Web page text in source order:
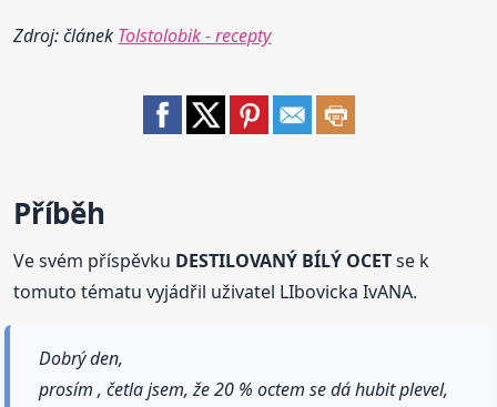
Zdroj: článek Tolstolobik - recepty
Příběh
Ve svém příspěvku DESTILOVANÝ BÍLÝ OCETse k
tomuto tématu vyjádřil uživatel LIbovicka IvANA.
Dobrý den,
prosím , četla jsem, že 20 % octem se dá hubit plevel,